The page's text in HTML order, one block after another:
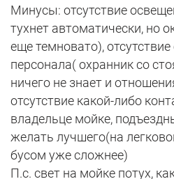
Минусы: отсутствие
тухнет автоматически, но
еще темновато),
персонала( охранник со
ничего не знает и
отсутствие какой-либо
владельце мойке,
желать лучшего(на
бусом уже сложнее)
П.с. свет на мойке потух,